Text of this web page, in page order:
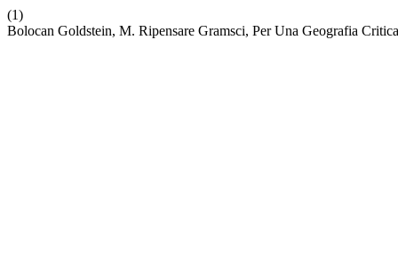
(1)
Bolocan Goldstein, M. Ripensare Gramsci, Per Una Geografia